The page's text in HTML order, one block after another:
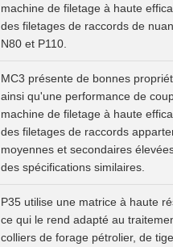
machine de filetage à haute
des filetages de raccords de
N80 et P110.
MC3 présente de bonnes
ainsi qu'une performance de
machine de filetage à haute
des filetages de raccords
moyennes et secondaires
des spécifications similaires.
P35 utilise une matrice à haute
ce qui le rend adapté au
colliers de forage pétrolier, de